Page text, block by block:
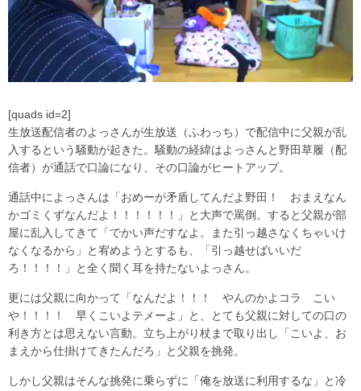
[quads id=2]
生放送配信者のよっさんが生放送（ふわっち）で配信中に父親が乱
入するという騒動が起きた。騒動の経緯はよっさんと野田草履（配
信者）が通話で口論になり、その口論がヒートアップ。
通話中によっさんは「おめーが矛盾してんだよ野田！ おまえなん
かゴミくずなんだよ！！！！！！」と大声で罵倒。すると父親が部
屋に乱入してきて「でかい声だすなよ。また引っ越さなくちゃいけ
なくなるから」と宥めようとするも、「引っ越せばいいだ
ろ！！！！」と全く聞く耳を持たないよっさん。
更には父親に向かって「なんだよ！！！ やんのかよコラ こい
や！！！！ 早くこいよテメーよ」と、とても父親に対しての口の
利き方とは思えない言動。立ち上がり杖まで取り出し「こいよ、お
まえから仕掛けてきたんだろ」と父親を挑発。
しかし父親はそんな挑発に乗らずに「俺を放送に利用するな」と冷